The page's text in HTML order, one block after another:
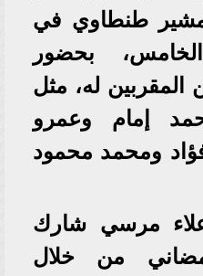
طنطاوي في
بحضور
المقربين له، مثل
إمام وعمرو
ومحمد محمود
مرسي شارك
من خلال